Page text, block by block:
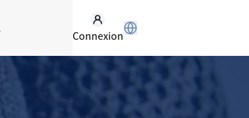
Connexion